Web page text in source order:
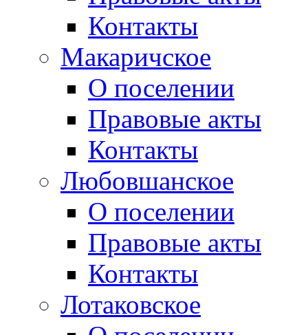
Контакты
Макаричское
О поселении
Правовые акты
Контакты
Любовшанское
О поселении
Правовые акты
Контакты
Лотаковское